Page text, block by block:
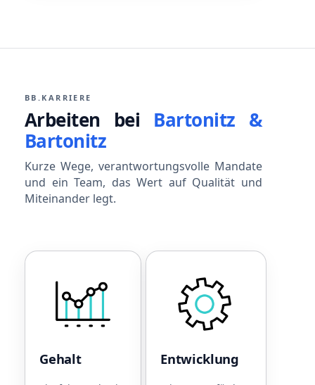
BB.KARRIERE
Arbeiten bei Bartonitz &
Bartonitz
Kurze Wege, verantwortungsvolle Mandate
und ein Team, das Wert auf Qualität und
Miteinander legt.
Gehalt
Leistungsorientiertes
Altersvorsorge
Entwicklung
Einführungsprogramm
Ansprechpartner für
die Einarbeitung